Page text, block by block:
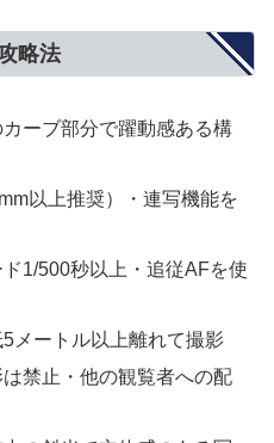
略法
カーブ部分で躍動感ある構
以上推奨）・連写機能を
1/500秒以上・追従AFを使
メートル以上離れて撮影
禁止・他の観覧者への配